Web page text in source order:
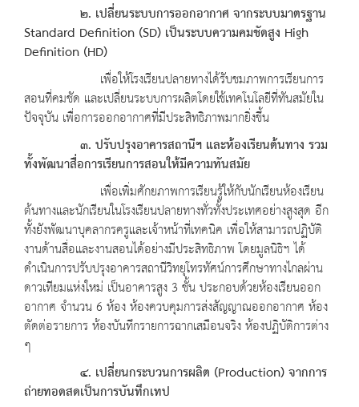
๒. เปลี่ยนระบบการออกอากาศ จากระบบมาตรฐาน
Standard Definition (SD) เป็นระบบความคมชัดสูง High
Definition (HD)
เพื่อให้โรงเรียนปลายทางได้รับชมภาพการเรียนการ
สอนที่คมชัด และเปลี่ยนระบบการผลิตโดยใช้เทคโนโลยีที่ทันสมัยใน
ปัจจุบัน เพื่อการออกอากาศที่มีประสิทธิภาพมากยิ่งขึ้น
๓. ปรับปรุงอาคารสถานีฯ และห้องเรียนต้นทาง รวม
ทั้งพัฒนาสื่อการเรียนการสอนให้มีความทันสมัย
เพื่อเพิ่มศักยภาพการเรียนรู้ให้กับนักเรียนห้องเรียน
ต้นทางและนักเรียนในโรงเรียนปลายทางทั่วทั้งประเทศอย่างสูงสุด อีก
ทั้งยังพัฒนาบุคลากรครูและเจ้าหน้าที่เทคนิค เพื่อให้สามารถปฏิบัติ
งานด้านสื่อและงานสอนได้อย่างมีประสิทธิภาพ โดยมูลนิธิฯ ได้
ดำเนินการปรับปรุงอาคารสถานีวิทยุโทรทัศน์การศึกษาทางไกลผ่าน
ดาวเทียมแห่งใหม่ เป็นอาคารสูง 3 ชั้น ประกอบด้วยห้องเรียนออก
อากาศ จำนวน 6 ห้อง ห้องควบคุมการส่งสัญญาณออกอากาศ ห้อง
ตัดต่อรายการ ห้องบันทึกรายการฉากเสมือนจริง ห้องปฏิบัติการต่าง
ๆ
๔. เปลี่ยนกระบวนการผลิต (Production) จากการ
ถ่ายทอดสดเป็นการบันทึกเทป